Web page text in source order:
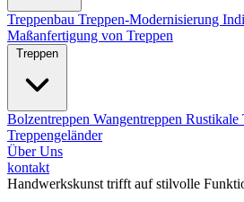
Treppenbau Treppen-Modernisierung
Maßanfertigung von Treppen
Treppen
Bolzentreppen Wangentreppen Rustikale
Treppengeländer
Über Uns
kontakt
Handwerkskunst trifft auf stilvolle